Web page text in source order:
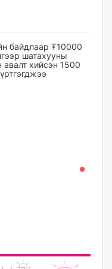
байдлаар ₮10000
шатахууны
авалт хийсэн 1500